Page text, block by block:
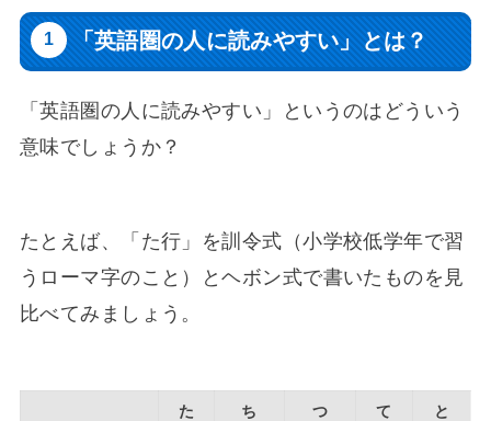
「英語圏の人に読みやすい」とは？
「英語圏の人に読みやすい」というのはどういう
意味でしょうか？
たとえば、「た行」を訓令式（小学校低学年で習
うローマ字のこと）とヘボン式で書いたものを見
比べてみましょう。
た ち つ て と